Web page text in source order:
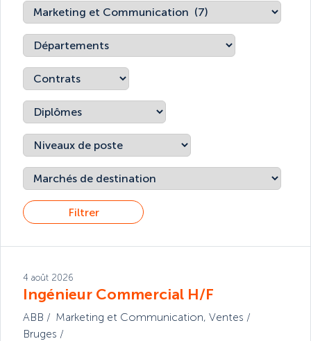
Filtrer
4 août 2026
Ingénieur Commercial H/F
ABB Marketing et Communication, Ventes
Bruges